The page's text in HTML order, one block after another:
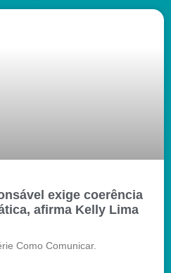
exige coerência
afirma Kelly Lima
Como Comunicar.